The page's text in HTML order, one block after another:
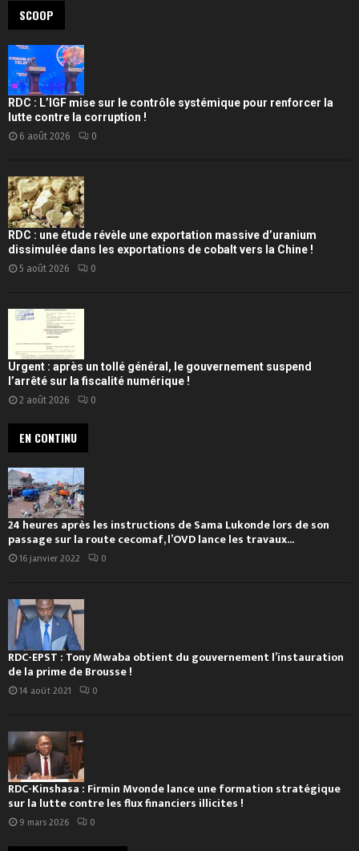
SCOOP
RDC : L’IGF mise sur le contrôle systémique pour renforcer la
lutte contre la corruption !
6 août 2026 0
RDC : une étude révèle une exportation massive d’uranium
dissimulée dans les exportations de cobalt vers la Chine !
5 août 2026 0
Urgent : après un tollé général, le gouvernement suspend
l’arrêté sur la fiscalité numérique !
2 août 2026 0
EN CONTINU
24 heures après les instructions de Sama Lukonde lors de son
passage sur la route cecomaf, l’OVD lance les travaux...
16 janvier 2022 0
RDC-EPST : Tony Mwaba obtient du gouvernement l’instauration
de la prime de Brousse !
14 août 2021 0
RDC-Kinshasa : Firmin Mvonde lance une formation stratégique
sur la lutte contre les flux financiers illicites !
9 mars 2026 0